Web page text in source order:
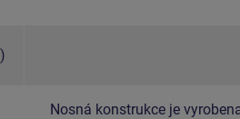
Nosná konstrukce je